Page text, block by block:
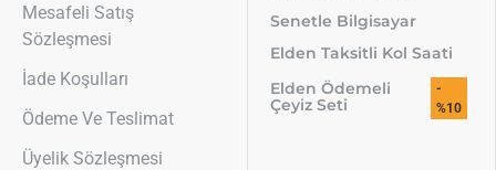
Mesafeli Satış
Sözleşmesi
İade Koşulları
Ödeme Ve Teslimat
Üyelik Sözleşmesi
Senetle Bilgisayar
Elden Taksitli Kol Saati
Elden Ödemeli
Çeyiz Seti
-
%10